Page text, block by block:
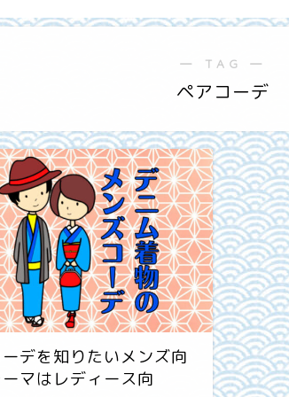
― TAG ―
ペアコーデ
デを知りたいメンズ向
マはレディース向